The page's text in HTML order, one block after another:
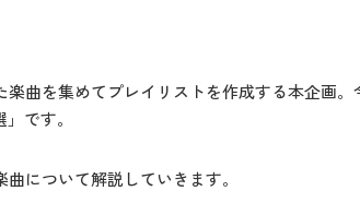
曲を集めてプレイリストを作成する本企画。
です。
について解説していきます。